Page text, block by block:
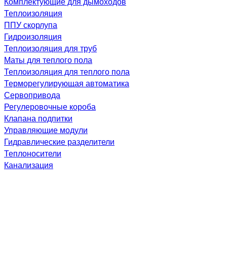
Теплоизоляция
ППУ скорлупа
Гидроизоляция
Теплоизоляция для труб
Маты для теплого пола
Теплоизоляция для теплого пола
Терморегулирующая автоматика
Сервопривода
Регулеровочные короба
Клапана подпитки
Управляющие модули
Гидравлические разделители
Теплоносители
Канализация